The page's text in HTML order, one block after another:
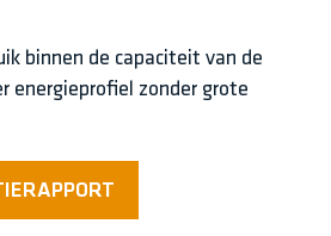
binnen de capaciteit van de
energieprofiel zonder grote